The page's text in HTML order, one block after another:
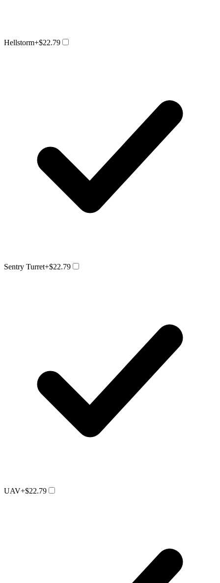
Hellstorm+$22.79
Sentry Turret+$22.79
UAV+$22.79